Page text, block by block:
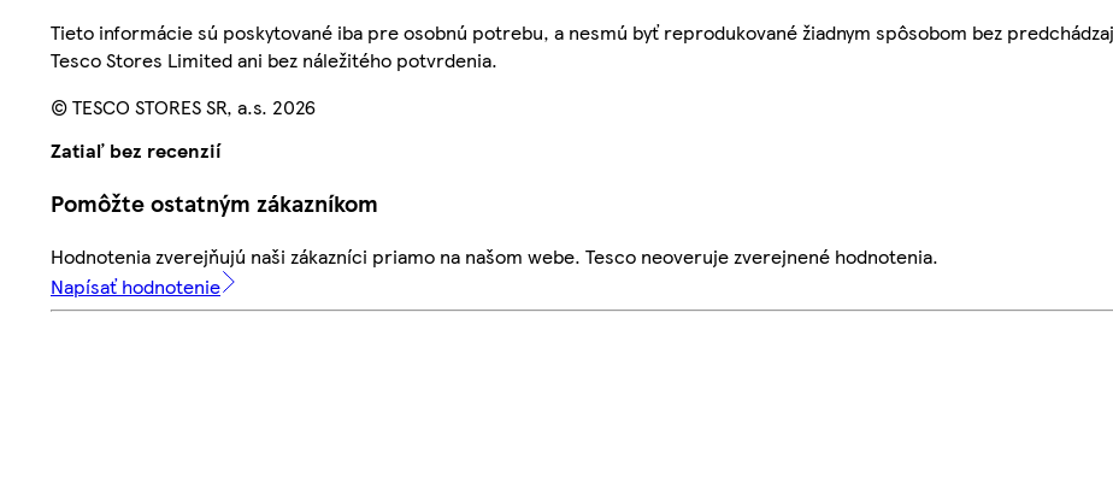
Tieto informácie sú poskytované iba pre osobnú potrebu, a nesmú byť reprodukované žiadnym spôsobom bez
Tesco Stores Limited ani bez náležitého potvrdenia.
© TESCO STORES SR, a.s. 2026
Zatiaľ bez recenzií
Pomôžte ostatným zákazníkom
Hodnotenia zverejňujú naši zákazníci priamo na našom webe. Tesco neoveruje zverejnené hodnotenia.
Napísať hodnotenie